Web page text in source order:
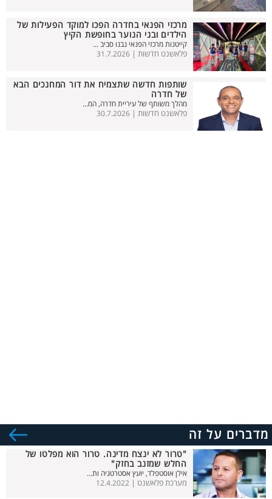
מרכזי הפנאי בחדרה הפכו למוקד הפעילות של
הילדים ובני הנוער בחופשת הקיץ
קייטנות מרכזי הפנאי נבנו סביב ...
פלאשנט חדשות | 31.7.2026
שותפות חדשה שתצמיח את דור המחנכים הבא
של חדרה
מהלך משותף של עיריית חדרה, המ...
פלאשנט חדשות | 30.7.2026
מדברים על זה
"טרור לא ינצח מדינה. טרור הוא מפלטו של
החלש שמזנב בחזק"
אילן אוסטפלד, יועץ אסטרטגיה ות...
מערכת פלאשנט | 12.4.2022